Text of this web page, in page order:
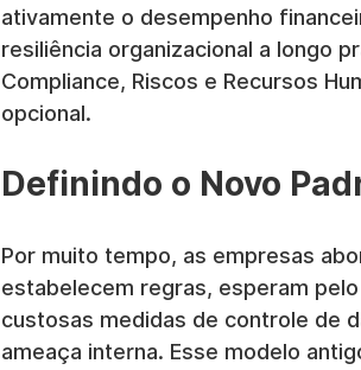
ativamente o desempenho
resiliência organizacional a longo
Compliance, Riscos e Recursos
opcional.
Definindo o Novo
Por muito tempo, as empresas
estabelecem regras, esperam
custosas medidas de controle de
ameaça interna. Esse modelo